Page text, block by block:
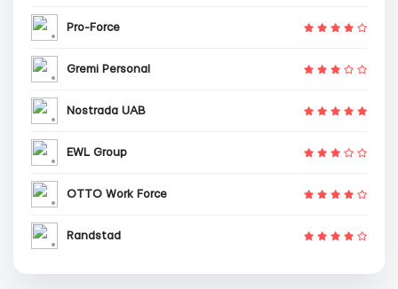
Pro-Force
Gremi Personal
Nostrada UAB
EWL Group
OTTO Work Force
Randstad